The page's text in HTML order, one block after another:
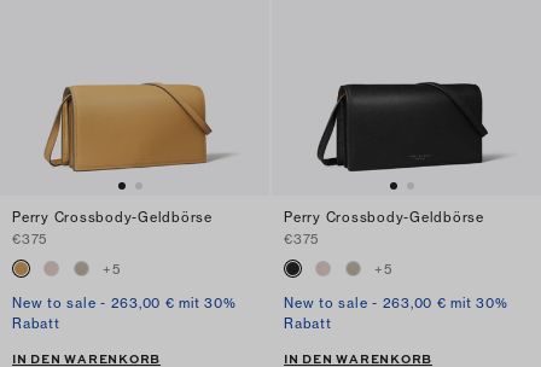
Perry Crossbody-Geldbörse
€375
+5
New to sale - 263,00 € mit 30%
Rabatt
IN DEN WARENKORB
Perry Crossbody-Geldbörse
€375
+5
New to sale - 263,00 € mit 30%
Rabatt
IN DEN WARENKORB